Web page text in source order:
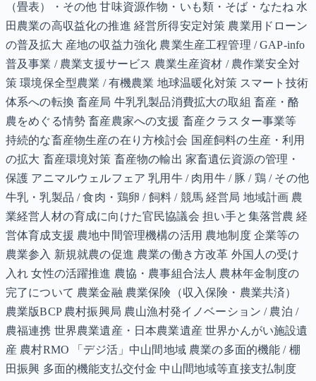
（畳表）・その他 甘味資源作物・いも類・そば・なたね 水
田農業の高収益化の推進 経営所得安定対策 農業用ドローン
の普及拡大 産地の収益力強化 農業生産工程管理 / GAP-info
普及事業 / 農業支援サービス 農業生産資材 / 農作業安全対
策 環境保全型農業 / 有機農業 地球温暖化対策 スマート技術
体系への転換 畜産局 牛乳乳製品消費拡大の取組 畜産・酪
農をめぐる情勢 畜産農家への支援 畜産クラスター事業等
持続的な畜産物生産の在り方検討会 国産飼料の生産・利用
の拡大 畜産環境対策 畜産物の輸出 家畜遺伝資源の管理・
保護 アニマルウェルフェア 乳用牛 / 肉用牛 / 豚 / 鶏 / その他
牛乳・乳製品 / 食肉・鶏卵 / 飼料 / 競馬 経営局 地域計画 農
業経営人材の育成に向けた官民協議会 担い手と集落営農 経
営体育成支援 農地中間管理機構の活用 農地制度 企業等の
農業参入 新規就農の促進 農業の働き方改革 外国人の受け
入れ 女性の活躍推進 農協・農事組合法人 農林年金制度の
完了について 農業金融 農業保険（収入保険・農業共済）
農業版BCP 農村振興局 農山漁村発イノベーション / 農泊 /
農福連携 世界農業遺産・日本農業遺産 世界かんがい施設遺
産 農村RMO 「デジ活」中山間地域 農業の多面的機能 / 棚
田振興 多面的機能支払交付金 中山間地域等直接支払制度